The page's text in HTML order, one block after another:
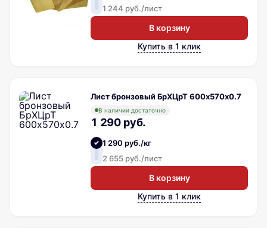
1 244 руб./лист
В корзину
Купить в 1 клик
Лист бронзовый БрХЦрТ 600х570х0.7
В наличии достаточно
1 290 руб.
1 290 руб./кг
2 655 руб./лист
В корзину
Купить в 1 клик